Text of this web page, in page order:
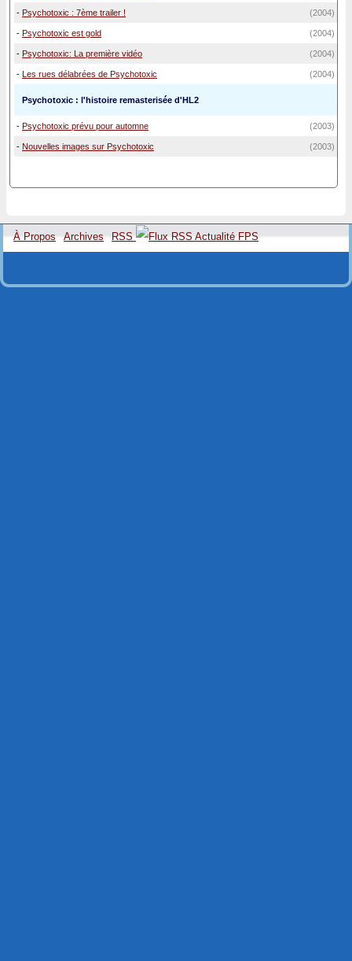
- Psychotoxic : 7ème trailer ! (2004)
- Psychotoxic est gold (2004)
- Psychotoxic: La première vidéo (2004)
- Les rues délabrées de Psychotoxic (2004)
Psychotoxic : l'histoire remasterisée d'HL2
- Psychotoxic prévu pour automne (2003)
- Nouvelles images sur Psychotoxic (2003)
À Propos Archives RSS